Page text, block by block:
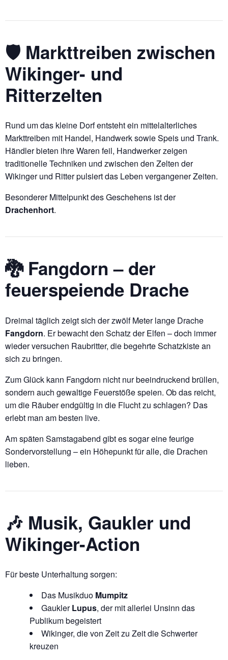
🛡️ Markttreiben zwischen
Wikinger- und
Ritterzelten
Rund um das kleine Dorf entsteht ein mittelalterliches
Markttreiben mit Handel, Handwerk sowie Speis und Trank.
Händler bieten ihre Waren feil, Handwerker zeigen
traditionelle Techniken und zwischen den Zelten der
Wikinger und Ritter pulsiert das Leben vergangener Zeiten.
Besonderer Mittelpunkt des Geschehens ist der
Drachenhort.
🐉 Fangdorn – der
feuerspeiende Drache
Dreimal täglich zeigt sich der zwölf Meter lange Drache
Fangdorn. Er bewacht den Schatz der Elfen – doch immer
wieder versuchen Raubritter, die begehrte Schatzkiste an
sich zu bringen.
Zum Glück kann Fangdorn nicht nur beeindruckend brüllen,
sondern auch gewaltige Feuerstöße speien. Ob das reicht,
um die Räuber endgültig in die Flucht zu schlagen? Das
erlebt man am besten live.
Am späten Samstagabend gibt es sogar eine feurige
Sondervorstellung – ein Höhepunkt für alle, die Drachen
lieben.
🎶 Musik, Gaukler und
Wikinger-Action
Für beste Unterhaltung sorgen:
Das Musikduo Mumpitz
GauklerLupus, der mit allerlei Unsinn das
Publikum begeistert
Wikinger, die von Zeit zu Zeit die Schwerter
kreuzen